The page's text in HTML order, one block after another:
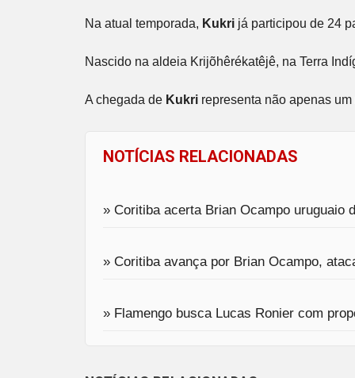
Na atual temporada, Kukri já participou de 24
Nascido na aldeia Krijõhêrékatêjê, na Terra
A chegada de Kukri representa não apenas
NOTÍCIAS RELACIONADAS
» Coritiba acerta Brian Ocampo uruguaio
» Coritiba avança por Brian Ocampo,
» Flamengo busca Lucas Ronier com